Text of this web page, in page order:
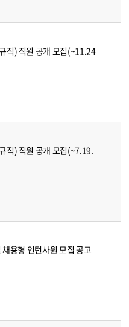
직) 직원 공개 모집(~11.24
직) 직원 공개 모집(~7.19.
용형 인턴사원 모집 공고